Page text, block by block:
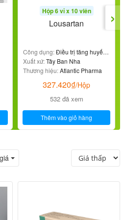
Hộp 6 vỉ x 10 viên
Lousartan
Công dụng:Điều trị tăng huyết
áp
Xuất xứ:Tây Ban Nha
Thương hiệu:Atlantic Pharma
327.420₫/Hộp
532 đã xem
Thêm vào giỏ hàng
›